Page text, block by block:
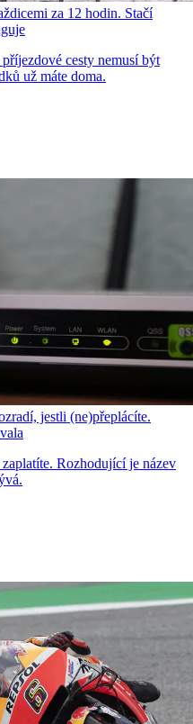
za 12 hodin. Stačí
cesty nemusí být
už máte doma.
jestli (ne)přeplácíte.
Rozhodující je název